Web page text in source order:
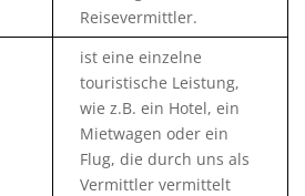
Reisevermittler.
ist eine einzelne
touristische Leistung,
wie z.B. ein Hotel, ein
Mietwagen oder ein
Flug, die durch uns als
Vermittler vermittelt